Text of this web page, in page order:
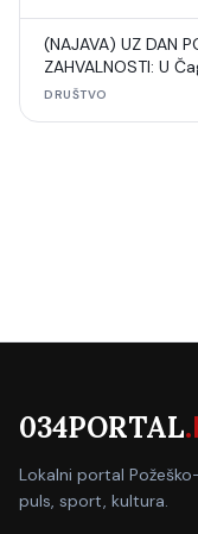
(NAJAVA) UZ DAN
ZAHVALNOSTI: U
šahovski turnir
DRUŠTVO
034PORTAL
Lokalni portal
puls, sport, kultura.